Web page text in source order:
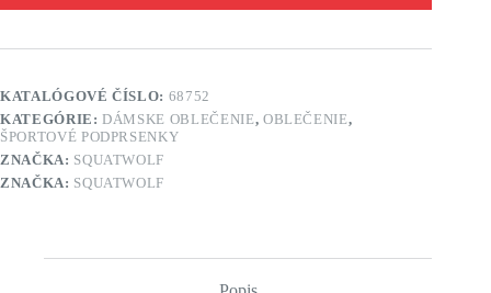
KATALÓGOVÉ ČÍSLO: 68752
KATEGÓRIE:DÁMSKE OBLEČENIE, OBLEČENIE,
ŠPORTOVÉ PODPRSENKY
ZNAČKA: SQUATWOLF
ZNAČKA: SQUATWOLF